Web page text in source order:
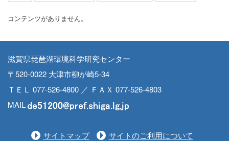
コンテンツがありません。
滋賀県琵琶湖環境科学研究センター
〒520-0022 大津市柳が崎5-34
ＴＥＬ 077-526-4800 ／ ＦＡＸ 077-526-4803
MAIL
サイトマップ サイトのご利用について